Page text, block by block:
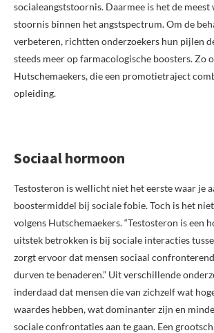
socialeangststoornis. Daarmee is het de
stoornis binnen het angstspectrum. Om de
verbeteren, richtten onderzoekers hun pijlen
steeds meer op farmacologische boosters. Zo
Hutschemaekers, die een promotietraject
opleiding.
Sociaal hormoon
Testosteron is wellicht niet het eerste waar je
boostermiddel bij sociale fobie. Toch is het
volgens Hutschemaekers. “Testosteron is een
uitstek betrokken is bij sociale interacties
zorgt ervoor dat mensen sociaal
durven te benaderen.” Uit verschillende
inderdaad dat mensen die van zichzelf wat
waardes hebben, wat dominanter zijn en
sociale confrontaties aan te gaan. Een